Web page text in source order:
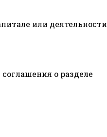
или деятельности
о разделе